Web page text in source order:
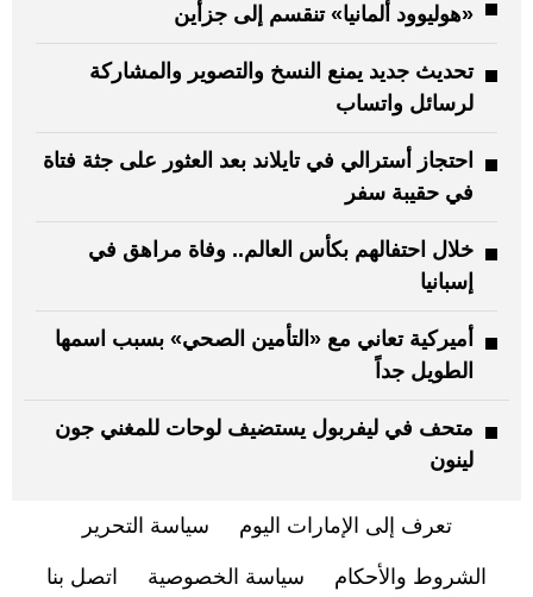
«هوليوود ألمانيا» تنقسم إلى جزأين
تحديث جديد يمنع النسخ والتصوير والمشاركة
لرسائل واتساب
احتجاز أسترالي في تايلاند بعد العثور على جثة فتاة
في حقيبة سفر
خلال احتفالهم بكأس العالم.. وفاة مراهق في
إسبانيا
أميركية تعاني مع «التأمين الصحي» بسبب اسمها
الطويل جداً
متحف في ليفربول يستضيف لوحات للمغني جون
لينون
تعرف إلى الإمارات اليوم سياسة التحرير
الشروط والأحكام سياسة الخصوصية اتصل بنا